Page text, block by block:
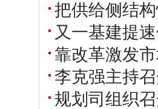
把供给侧结
又一基建提
靠改革激发
李克强主持
规划司组织